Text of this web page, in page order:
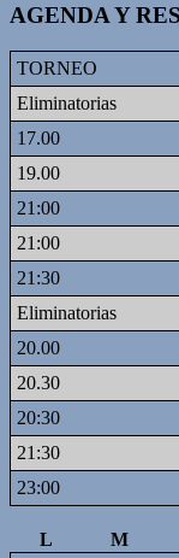
AGENDA Y
TORNEO
Eliminatorias
17.00
19.00
21:00
21:00
21:30
Eliminatorias
20.00
20.30
20:30
21:30
23:00
L
M